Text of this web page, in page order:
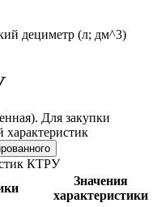
дециметр (л; дм^3)
Для закупки
характеристик
КТРУ
Значения
характеристики